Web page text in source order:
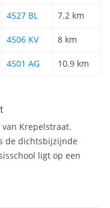
4527 BL 7.2 km
4506 KV 8 km
4501 AG 10.9 km
Krepelstraat.
de dichtsbijzijnde
ligt op een